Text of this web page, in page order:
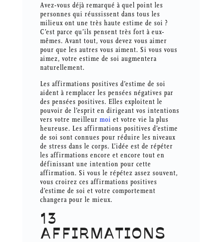
Avez-vous déjà remarqué à quel point les
personnes qui réussissent dans tous les
milieux ont une très haute estime de soi ?
C’est parce qu’ils pensent très fort à eux-
mêmes. Avant tout, vous devez vous aimer
pour que les autres vous aiment. Si vous vous
aimez, votre estime de soi augmentera
naturellement.
Les affirmations positives d’estime de soi
aident à remplacer les pensées négatives par
des pensées positives. Elles exploitent le
pouvoir de l’esprit en dirigeant vos intentions
vers votre meilleur moi et votre vie la plus
heureuse. Les affirmations positives d’estime
de soi sont connues pour réduire les niveaux
de stress dans le corps. L’idée est de répéter
les affirmations encore et encore tout en
définissant une intention pour cette
affirmation. Si vous le répétez assez souvent,
vous croirez ces affirmations positives
d’estime de soi et votre comportement
changera pour le mieux.
13
AFFIRMATIONS